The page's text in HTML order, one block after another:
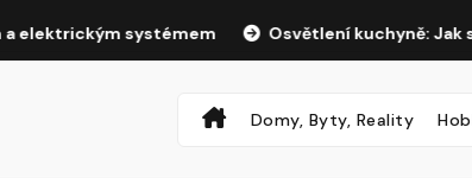
systémem Osvětlení kuchyně: Jak správně
Domy, Byty, Reality